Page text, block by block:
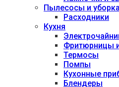
Пылесосы и уборка
Расходники
Кухня
Фритюрницы
Термосы
Помпы
Кухонные
Блендеры